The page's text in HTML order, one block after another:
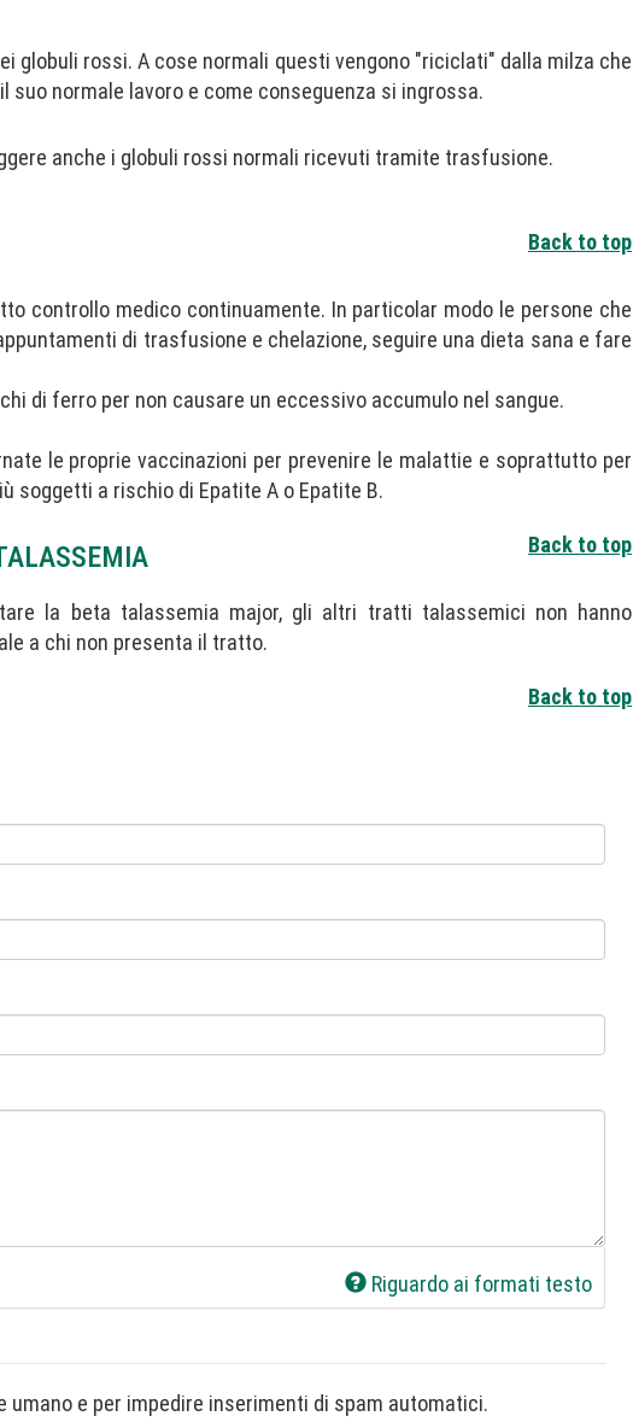
rossi. A cose normali questi vengono "riciclati" dalla milza che
normale lavoro e come conseguenza si ingrossa.
anche i globuli rossi normali ricevuti tramite trasfusione.
Back to top
controllo medico continuamente. In particolar modo le persone che
di trasfusione e chelazione, seguire una dieta sana e fare
di ferro per non causare un eccessivo accumulo nel sangue.
le proprie vaccinazioni per prevenire le malattie e soprattutto per
soggetti a rischio di Epatite A o Epatite B.
Back to top
la beta talassemia major, gli altri tratti talassemici non hanno
a chi non presenta il tratto.
Back to top
Riguardo ai formati testo
Questa domanda è un test per verificare che tu sia un visitatore umano e per impedire inserimenti di spam automatici.